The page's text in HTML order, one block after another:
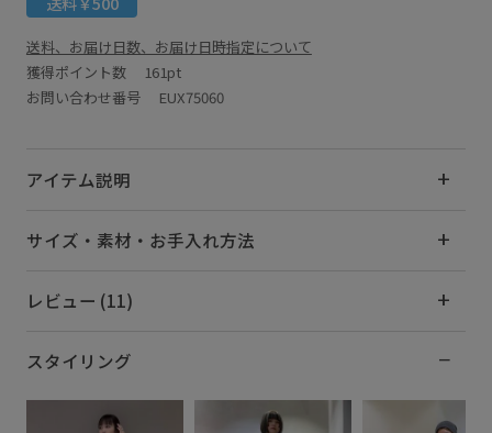
送料、お届け日数、お届け日時指定について
獲得ポイント数
161pt
お問い合わせ番号 EUX75060
アイテム説明
サイズ・素材・お手入れ方法
レビュー (11)
スタイリング